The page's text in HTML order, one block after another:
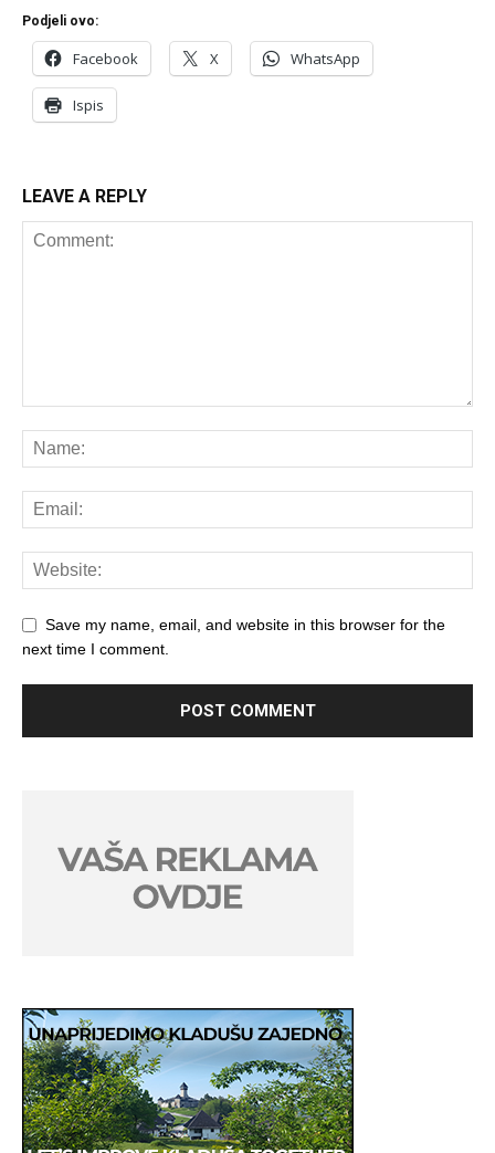
Podjeli ovo:
Facebook X WhatsApp
Ispis
LEAVE A REPLY
Save my name, email, and website in this browser for the
next time I comment.